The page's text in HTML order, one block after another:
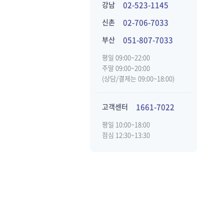
강남 02-523-1145
신촌 02-706-7033
부산 051-807-7033
평일 09:00~22:00
주말 09:00~20:00
(상담/결제는 09:00~18:00)
고객센터 1661-7022
평일 10:00~18:00
점심 12:30~13:30